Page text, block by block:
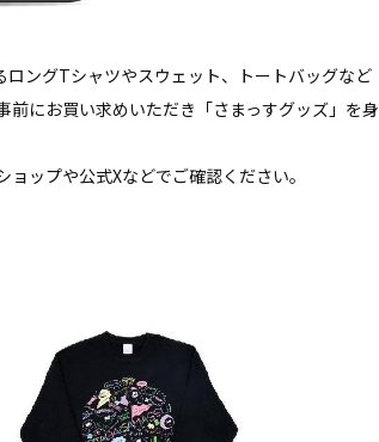
ングTシャツやスウェット、トートバッグなど
にお買い求めいただき「さまっすグッズ」を身
ップや公式Xなどでご確認ください。